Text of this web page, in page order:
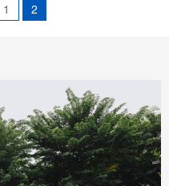
1 2